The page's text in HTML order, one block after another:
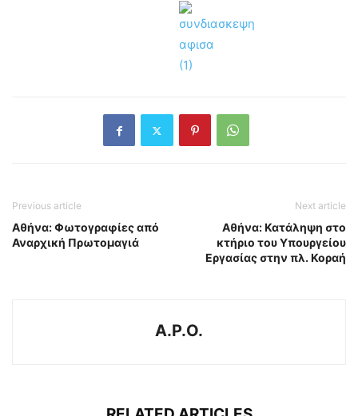
Previous article
Αθήνα: Φωτογραφίες από
Αναρχική Πρωτομαγιά
Next article
Αθήνα: Κατάληψη στο
κτήριο του Υπουργείου
Εργασίας στην πλ. Κοραή
A.P.O.